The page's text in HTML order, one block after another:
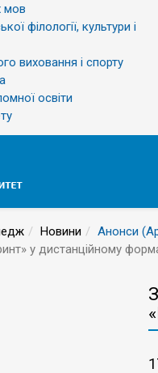
мов
філології, культури і
виховання і спорту
освіти
Новини
Анонси
у дистанційному